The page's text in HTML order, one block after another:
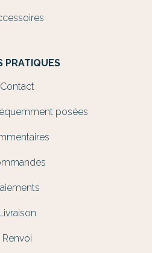
PRATIQUES
Contact
posées
Renvoi